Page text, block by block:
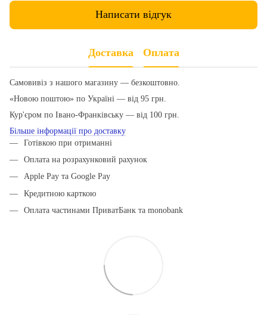
Написати відгук
Доставка Оплата
Самовивіз з нашого магазину — безкоштовно.
«Новою поштою» по Україні — від 95 грн.
Кур'єром по Івано-Франківську — від 100 грн.
Більше інформації про доставку
Готівкою при отриманні
Оплата на розрахунковий рахунок
Apple Pay та Google Pay
Кредитною карткою
Оплата частинами ПриватБанк та monobank